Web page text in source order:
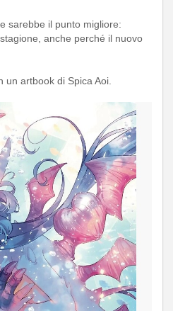
sarebbe il punto migliore:
anche perché il nuovo
artbook di Spica Aoi.